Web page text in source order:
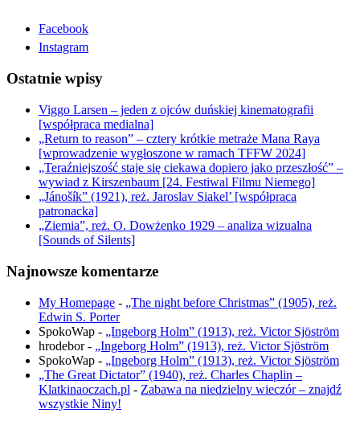
Facebook
Instagram
Ostatnie wpisy
Viggo Larsen – jeden z ojców duńskiej kinematografii
[współpraca medialna]
„Return to reason” – cztery krótkie metraże Mana Raya
[wprowadzenie wygłoszone w ramach TFFW 2024]
„Teraźniejszość staje się ciekawa dopiero jako przeszłość” –
wywiad z Kirszenbaum [24. Festiwal Filmu Niemego]
„Jánošík” (1921), reż. Jaroslav Siakel’ [współpraca
patronacka]
„Ziemia”, reż. O. Dowżenko 1929 – analiza wizualna
[Sounds of Silents]
Najnowsze komentarze
My Homepage - „The night before Christmas” (1905), reż.
Edwin S. Porter
SpokoWap - „Ingeborg Holm” (1913), reż. Victor Sjöström
hrodebor- „Ingeborg Holm” (1913), reż. Victor Sjöström
SpokoWap - „Ingeborg Holm” (1913), reż. Victor Sjöström
„The Great Dictator” (1940), reż. Charles Chaplin –
Klatkinaoczach.pl - Zabawa na niedzielny wieczór – znajdź
wszystkie Niny!